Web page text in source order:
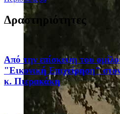
Δραστηριότητες
Από την επίσκεψη του
"Εικονική Επιχείρηση"
κ. Πιερακάκη